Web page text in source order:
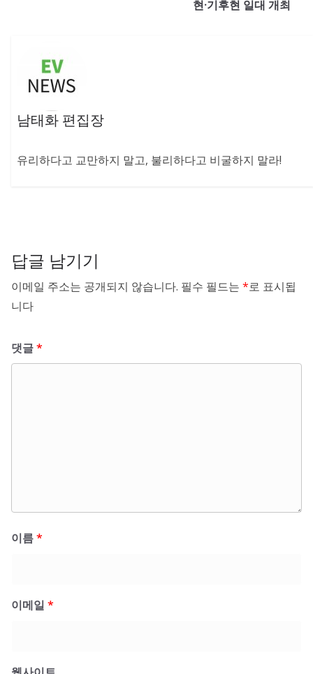
현·기후현 일대 개최
남태화 편집장
유리하다고 교만하지 말고, 불리하다고 비굴하지 말라!
답글 남기기
이메일 주소는 공개되지 않습니다. 필수 필드는 *로 표시됩
니다
댓글*
이름*
이메일 *